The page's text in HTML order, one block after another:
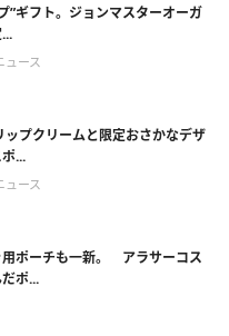
”ギフト。ジョンマスターオーガ
ュース
ップクリームと限定おさかなデザ
...
ュース
ポーチも一新。 アラサーコス
ポ...